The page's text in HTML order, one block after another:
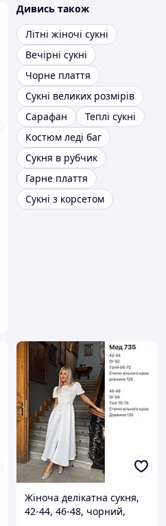
Дивись також
Літні жіночі сукні
Вечірні сукні
Чорне плаття
Сукні великих розмірів
Сарафан
Теплі сукні
Костюм леді баг
Сукня в рубчик
Гарне плаття
Сукні з корсетом
Жіноча делікатна сукня,
42-44, 46-48, чорний,